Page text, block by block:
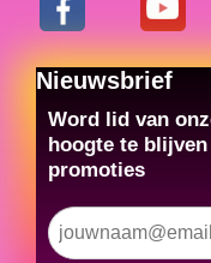
Nieuwsbrief
Word lid van
hoogte te
promoties